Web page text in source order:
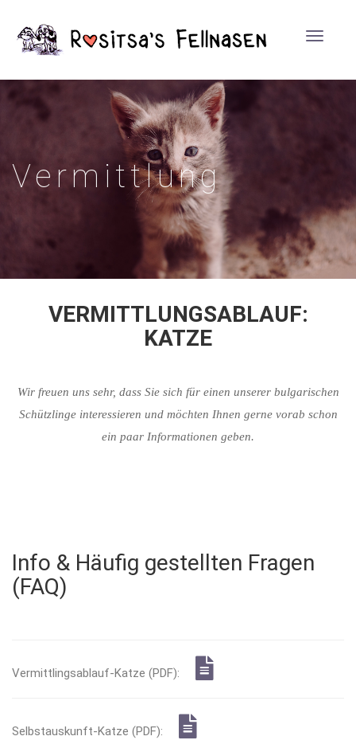
Toggle
Vermittlung
VERMITTLUNGSABLAUF:
KATZE
Wir freuen uns sehr, dass Sie sich für einen unserer bulgarischen
Schützlinge interessieren und möchten Ihnen gerne vorab schon
ein paar Informationen geben.
Info & Häufig gestellten Fragen
(FAQ)
Vermittlingsablauf-Katze (PDF):
Selbstauskunft-Katze (PDF):